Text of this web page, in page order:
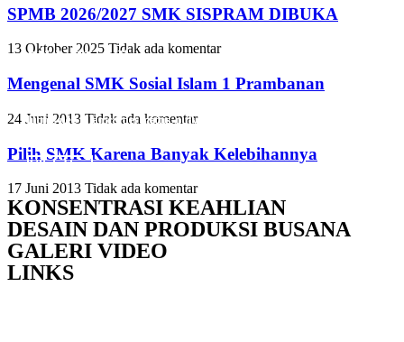
Slide Heading
luctus nec ullamcorper mattis, pulvinar dapibus leo.
Click Here
Slide Heading
luctus nec ullamcorper mattis, pulvinar dapibus leo.
Click Here
Slide Heading
luctus nec ullamcorper mattis, pulvinar dapibus leo.
Click Here
SPMB 2026/2027 SMK SISPRAM DIBUKA
13 Oktober 2025 Tidak ada komentar
Mengenal SMK Sosial Islam 1 Prambanan
24 Juni 2013 Tidak ada komentar
Pilih SMK Karena Banyak Kelebihannya
17 Juni 2013 Tidak ada komentar
KONSENTRASI KEAHLIAN
DESAIN DAN PRODUKSI BUSANA
GALERI VIDEO
LINKS